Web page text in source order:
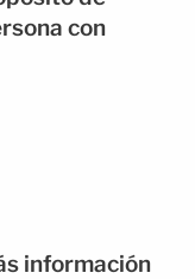
con
información